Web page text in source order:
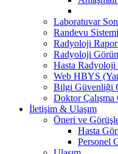
Laboratuvar
Randevu Sistemi
Radyoloji Rapor
Radyoloji
Hasta Radyoloji
Web HBYS
Bilgi Güvenliği
Doktor Çalışma
İletişim & Ulaşım
Öneri ve
Hasta
Personel